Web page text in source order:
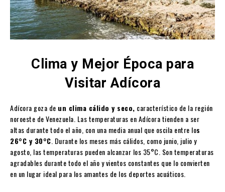
Clima y Mejor Época para
Visitar Adícora
Adícora goza de un clima cálido y seco, característico de la región
noroeste de Venezuela. Las temperaturas en Adícora tienden a ser
altas durante todo el año, con una media anual que oscila entre los
26°C y 30°C. Durante los meses más cálidos, como junio, julio y
agosto, las temperaturas pueden alcanzar los 35°C. Son temperaturas
agradables durante todo el año y vientos constantes que lo convierten
en un lugar ideal para los amantes de los deportes acuáticos.